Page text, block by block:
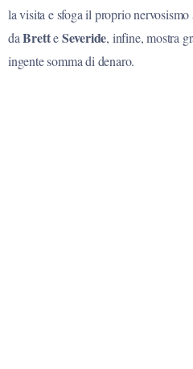
la visita e sfoga il proprio
daBretteSeveride, infine, mostra
ingente somma di denaro.